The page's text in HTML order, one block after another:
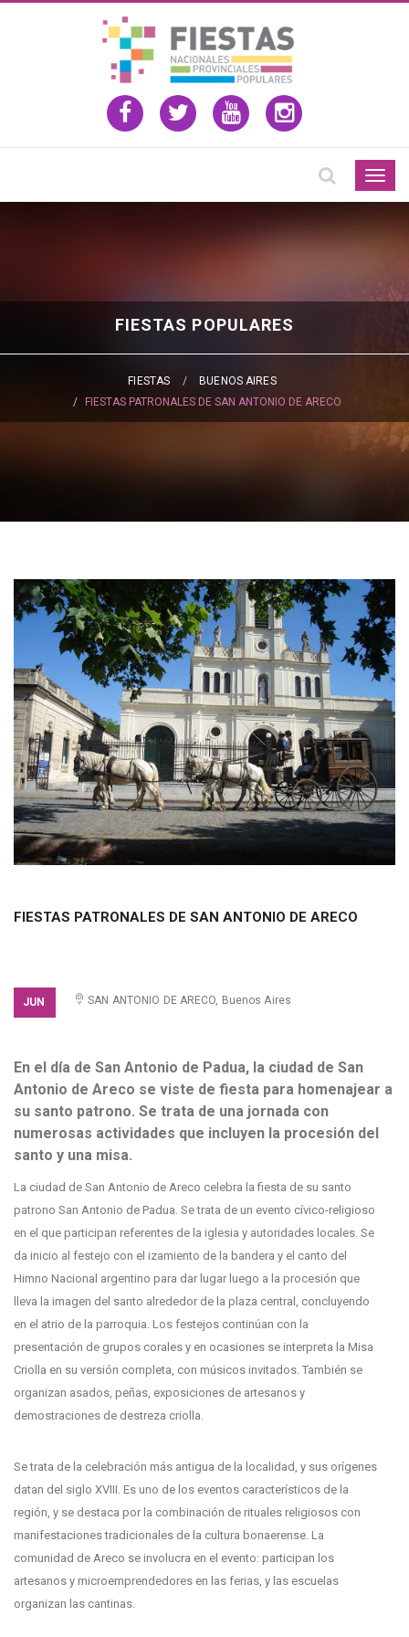
FIESTAS POPULARES
FIESTAS
BUENOS AIRES
FIESTAS PATRONALES DE SAN ANTONIO DE ARECO
FIESTAS PATRONALES DE SAN ANTONIO DE ARECO
JUN SAN ANTONIO DE ARECO, Buenos Aires
En el día de San Antonio de Padua, la ciudad de San
Antonio de Areco se viste de fiesta para homenajear a
su santo patrono. Se trata de una jornada con
numerosas actividades que incluyen la procesión del
santo y una misa.
La ciudad de San Antonio de Areco celebra la fiesta de su santo
patrono San Antonio de Padua. Se trata de un evento cívico-religioso
en el que participan referentes de la iglesia y autoridades locales. Se
da inicio al festejo con el izamiento de la bandera y el canto del
Himno Nacional argentino para dar lugar luego a la procesión que
lleva la imagen del santo alrededor de la plaza central, concluyendo
en el atrio de la parroquia. Los festejos continúan con la
presentación de grupos corales y en ocasiones se interpreta la Misa
Criolla en su versión completa, con músicos invitados. También se
organizan asados, peñas, exposiciones de artesanos y
demostraciones de destreza criolla.
Se trata de la celebración más antigua de la localidad, y sus orígenes
datan del siglo XVIII. Es uno de los eventos característicos de la
región, y se destaca por la combinación de rituales religiosos con
manifestaciones tradicionales de la cultura bonaerense. La
comunidad de Areco se involucra en el evento: participan los
artesanos y microemprendedores en las ferias, y las escuelas
organizan las cantinas.